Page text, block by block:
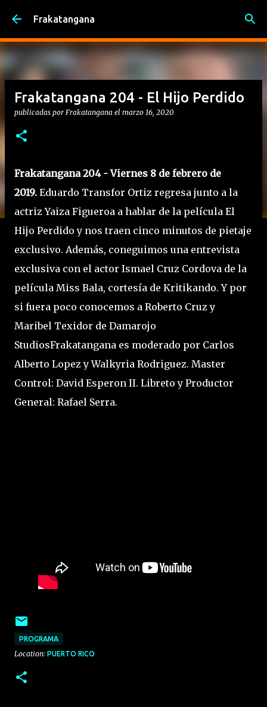
Ir al contenido principal
Frakatangana
Frakatangana 204 - El Hijo Perdido
publicadas por Frakatangana el marzo 16, 2020
Frakatangana 204 - Viernes 8 de febrero de
2019. Eduardo Transfor Ortiz regresa junto a la
actriz Yaiza Figueroa a hablar de la película El
Hijo Perdido y nos traen cinco minutos de pietaje
exclusivo. Además, coneguimos una entrevista
exclusiva con el actor Ismael Cruz Cordova de la
película Miss Bala, cortesía de Kritikando. Y por
si fuera poco conocemos a Roberto Cruz y
Maribel Texidor de Damarojo
StudiosFrakatangana es moderado por Carlos
Alberto Lopez y Walkyria Rodriguez. Master
Control: David Esperon II. Libreto y Productor
General: Rafael Serra.
PROGRAMA
Location: PUERTO RICO